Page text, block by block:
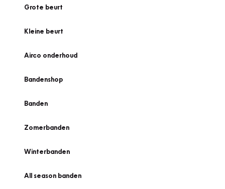
Grote beurt
Kleine beurt
Airco onderhoud
Bandenshop
Banden
Zomerbanden
Winterbanden
All season banden